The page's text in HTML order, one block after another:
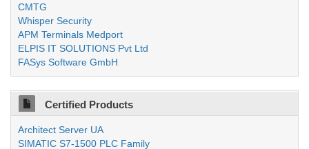
CMTG
Whisper Security
APM Terminals Medport
ELPIS IT SOLUTIONS Pvt Ltd
FASys Software GmbH
Certified Products
Architect Server UA
SIMATIC S7-1500 PLC Family